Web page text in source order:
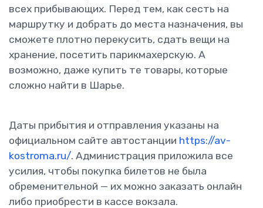
всех прибывающих. Перед тем, как сесть на
маршрутку и добрать до места назначения, вы
сможете плотно перекусить, сдать вещи на
хранение, посетить парикмахерскую. А
возможно, даже купить те товары, которые
сложно найти в Шарье.
Даты прибытия и отправления указаны на
официальном сайте автостанции https://av-
kostroma.ru/. Администрация приложила все
усилия, чтобы покупка билетов не была
обременительной — их можно заказать онлайн
либо приобрести в кассе вокзала.